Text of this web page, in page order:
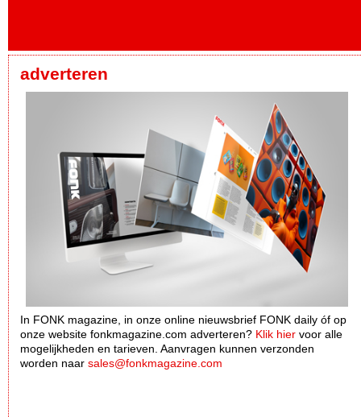
adverteren
In FONK magazine, in onze online nieuwsbrief FONK daily óf op
onze website fonkmagazine.com adverteren? Klik hier voor alle
mogelijkheden en tarieven. Aanvragen kunnen verzonden
worden naar sales@fonkmagazine.com